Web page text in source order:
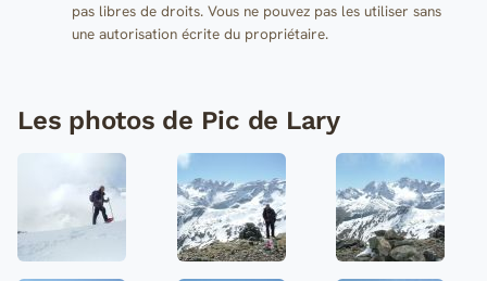
pas libres de droits. Vous ne pouvez pas les utiliser sans
une autorisation écrite du propriétaire.
Les photos de Pic de Lary